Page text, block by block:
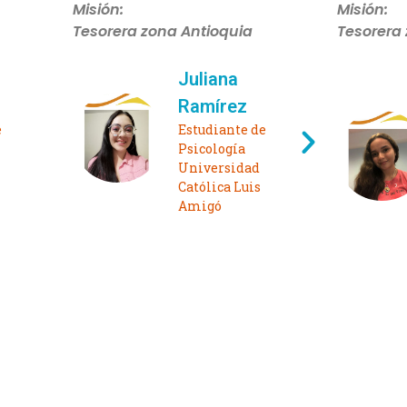
Misión:
Comunicadora zona
Sarita
Giraldo
Estudiante de
Derecho
Universidad
Católica Luis
Misión: